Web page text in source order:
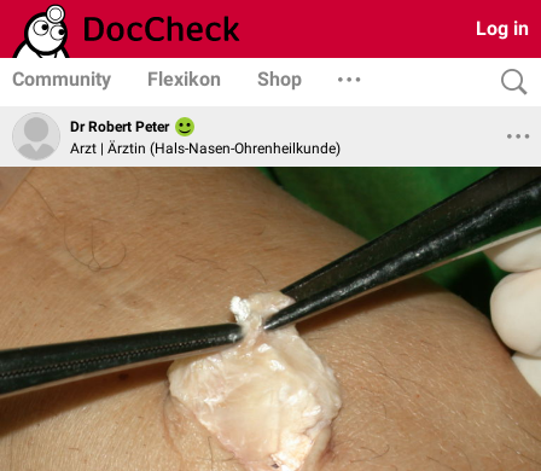
Log in
Community Flexikon Shop
Dr Robert Peter
Arzt | Ärztin (Hals-Nasen-Ohrenheilkunde)